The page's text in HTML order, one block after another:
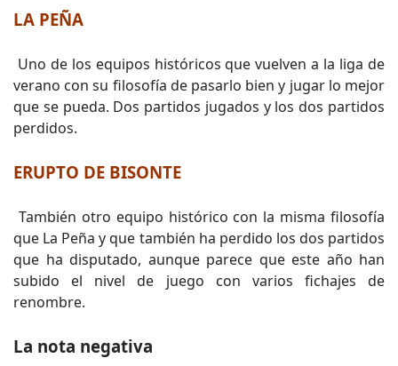
LA PEÑA
Uno de los equipos históricos que vuelven a la liga de
verano con su filosofía de pasarlo bien y jugar lo mejor
que se pueda. Dos partidos jugados y los dos partidos
perdidos.
ERUPTO DE BISONTE
También otro equipo histórico con la misma filosofía
que La Peña y que también ha perdido los dos partidos
que ha disputado, aunque parece que este año han
subido el nivel de juego con varios fichajes de
renombre.
La nota negativa